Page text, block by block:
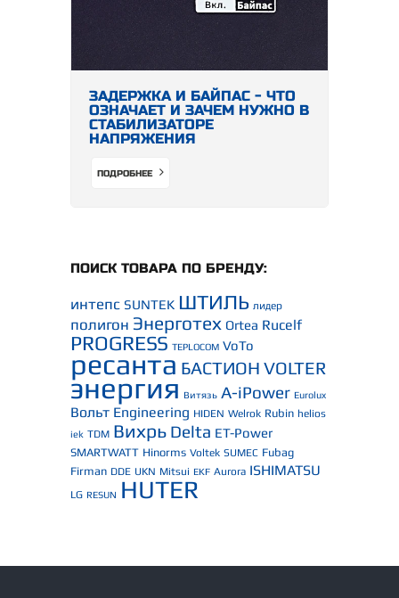
ЗАДЕРЖКА И БАЙПАС - ЧТО
ОЗНАЧАЕТ И ЗАЧЕМ НУЖНО В
СТАБИЛИЗАТОРЕ
НАПРЯЖЕНИЯ
ПОДРОБНЕЕ
ПОИСК ТОВАРА ПО БРЕНДУ:
интепс SUNTEK ШТИЛЬ лидер
полигон Энерготех Ortea Rucelf
PROGRESS TEPLOCOM VoTo
ресанта БАСТИОН VOLTER
энергия Витязь A-iPower Eurolux
Вольт Engineering HIDEN Welrok Rubin helios
iek TDM Вихрь Delta ET-Power
SMARTWATT Hinorms Voltek SUMEC Fubag
Firman DDE UKN Mitsui EKF Aurora ISHIMATSU
LG RESUN HUTER